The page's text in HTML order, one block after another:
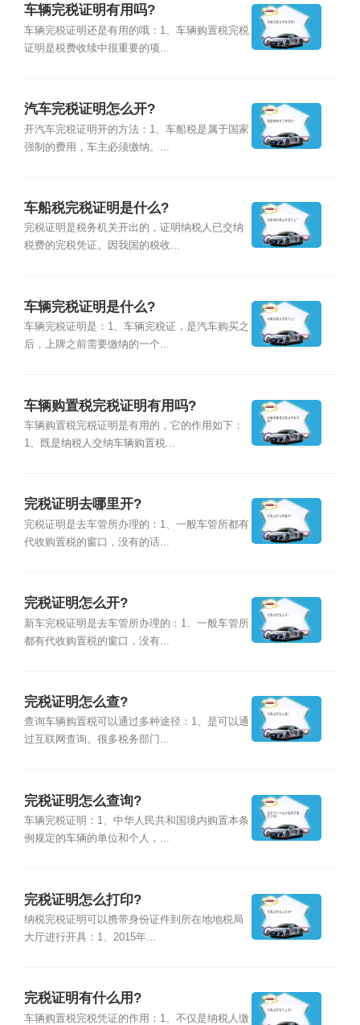
车辆完税证明有用吗?
车辆完税证明还是有用的哦：1、车辆购置税完税
证明是税费收续中很重要的项...
汽车完税证明怎么开?
开汽车完税证明开的方法：1、车船税是属于国家
强制的费用，车主必须缴纳。...
车船税完税证明是什么?
完税证明是税务机关开出的，证明纳税人已交纳
税费的完税凭证。因我国的税收...
车辆完税证明是什么?
车辆完税证明是：1、车辆完税证，是汽车购买之
后，上牌之前需要缴纳的一个...
车辆购置税完税证明有用吗?
车辆购置税完税证明是有用的，它的作用如下：
1、既是纳税人交纳车辆购置税...
完税证明去哪里开?
完税证明是去车管所办理的：1、一般车管所都有
代收购置税的窗口，没有的话...
完税证明怎么开?
新车完税证明是去车管所办理的：1、一般车管所
都有代收购置税的窗口，没有...
完税证明怎么查?
查询车辆购置税可以通过多种途径：1、是可以通
过互联网查询。很多税务部门...
完税证明怎么查询?
车辆完税证明：1、中华人民共和国境内购置本条
例规定的车辆的单位和个人，...
完税证明怎么打印?
纳税完税证明可以携带身份证件到所在地地税局
大厅进行开具：1、2015年...
完税证明有什么用?
车辆购置税完税凭证的作用：1、不仅是纳税人缴